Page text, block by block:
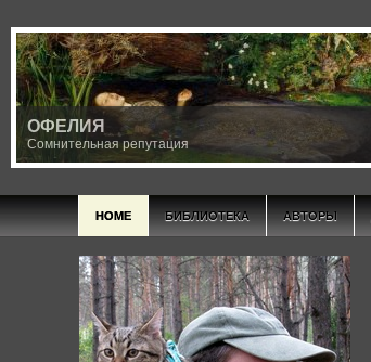
ОФЕЛИЯ
Сомнительная репутация
HOME БИБЛИОТЕКА АВТОРЫ